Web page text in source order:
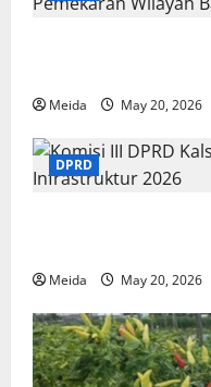
Meida May 20, 2026
DPRD
Meida May 20, 2026